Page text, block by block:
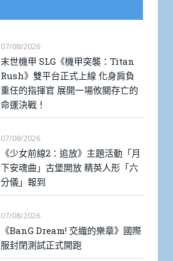
07/08/2026
末世機甲 SLG《機甲突襲：Titan
Rush》雙平台正式上線 化身肩負
重任的指揮官 展開一場攸關存亡的
命運決戰！
07/08/2026
《少女前線2：追放》主題活動「月
下安魂曲」古堡開放 精英人形「六
分儀」報到
07/08/2026
《BanG Dream! 交織的樂章》國際
服封閉測試正式開跑